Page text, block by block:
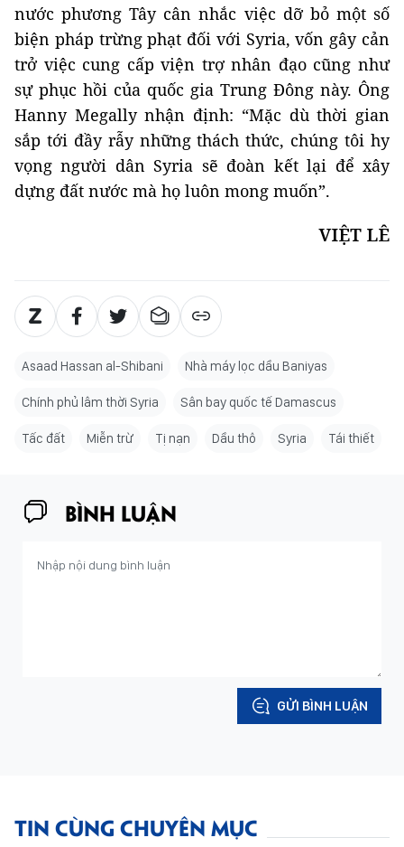
nước phương Tây cân nhắc việc dỡ bỏ một số
biện pháp trừng phạt đối với Syria, vốn gây cản
trở việc cung cấp viện trợ nhân đạo cũng như
sự phục hồi của quốc gia Trung Đông này. Ông
Hanny Megally nhận định: “Mặc dù thời gian
sắp tới đầy rẫy những thách thức, chúng tôi hy
vọng người dân Syria sẽ đoàn kết lại để xây
dựng đất nước mà họ luôn mong muốn”.
VIỆT LÊ
Asaad Hassan al-Shibani Nhà máy lọc dầu Baniyas
Chính phủ lâm thời Syria Sân bay quốc tế Damascus
Tấc đất Miễn trừ Tị nạn Dầu thô Syria Tái thiết
BÌNH LUẬN
GỬI BÌNH LUẬN
TIN CÙNG CHUYÊN MỤC